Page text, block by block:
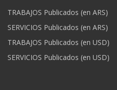
TRABAJOS Publicados (en ARS)
SERVICIOS Publicados (en ARS)
TRABAJOS Publicados (en USD)
SERVICIOS Publicados (en USD)